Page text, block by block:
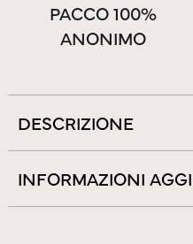
PACCO 100%
ANONIMO
DESCRIZIONE
INFORMAZIONI